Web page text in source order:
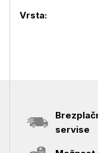
Vrsta:
servise